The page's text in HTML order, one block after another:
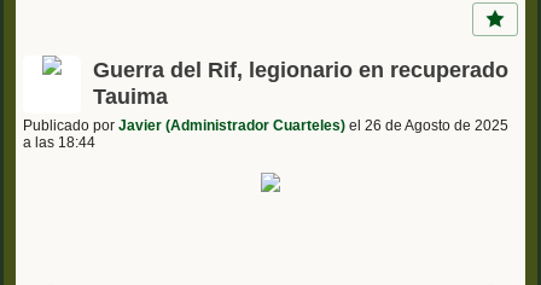
Guerra del Rif, legionario en recuperado
Tauima
Publicado por Javier (Administrador Cuarteles) el 26 de Agosto de 2025
a las 18:44